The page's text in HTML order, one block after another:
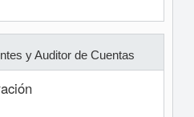
y Auditor de Cuentas